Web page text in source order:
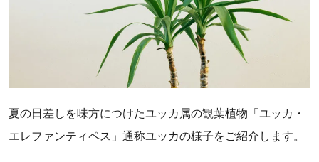
夏の日差しを味方につけたユッカ属の観葉植物「ユッカ・
エレファンティペス」通称ユッカの様子をご紹介します。